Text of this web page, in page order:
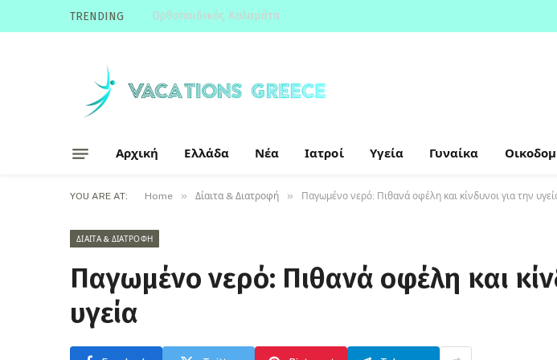
TRENDING Ορθοπαιδικός Καλαμάτα
Αρχική Ελλάδα Νέα Ιατροί Υγεία Γυναίκα
YOU ARE AT: Home » Δίαιτα & Διατροφή » Παγωμένο νερό: Πιθανά οφέλη και κίνδυνοι για την
ΔΊΑΙΤΑ & ΔΙΑΤΡΟΦΉ
Παγωμένο νερό: Πιθανά οφέλη και
υγεία